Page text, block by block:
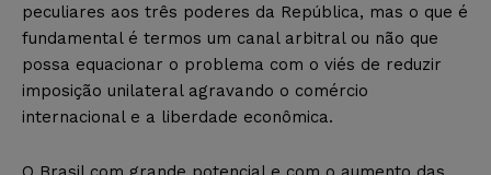
peculiares aos três poderes da República, mas o que é
fundamental é termos um canal arbitral ou não que
possa equacionar o problema com o viés de reduzir
imposição unilateral agravando o comércio
internacional e a liberdade econômica.